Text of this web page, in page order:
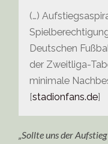
(…)
Deutschen
der Zweitliga-
minimale
[stadionfans.de]
„Sollte uns der